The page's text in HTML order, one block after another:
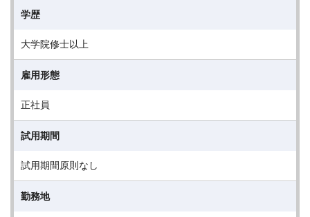
学歴
大学院修士以上
雇用形態
正社員
試用期間
試用期間原則なし
勤務地